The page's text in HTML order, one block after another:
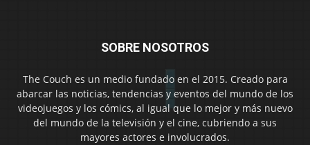
SOBRE NOSOTROS
The Couch es un medio fundado en el 2015. Creado para
abarcar las noticias, tendencias y eventos del mundo de los
videojuegos y los cómics, al igual que lo mejor y más nuevo
del mundo de la televisión y el cine, cubriendo a sus
mayores actores e involucrados.